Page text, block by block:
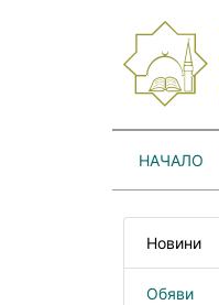
НАЧАЛО
Новини
Обяви